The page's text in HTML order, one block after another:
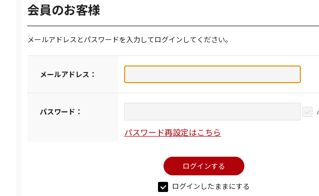
会員のお客様
メールアドレスとパスワードを入力してログインしてください。
メールアドレス：
パスワード：
パスワード再設定はこちら
ログインしたままにする